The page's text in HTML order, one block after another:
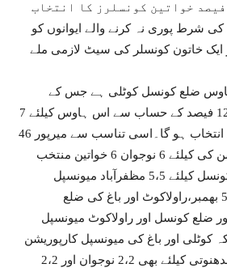
نوجوانوں اور ساڑھے 12 فیصد خواتین کونسلرز کا انتخاب
12 فیصد کی شرط پوری نہ کرنے والے ایوانوں کو
ایک خاتون کونسلر کی سیٹ لازمی ملے
ضلع کونسل کوٹلی ہے جس کے
ممبران 58 ہیں ساڑھے 12 فیصد کے حساب سے اس ہاوس کیلئے 7
نوجوانوں اور 7خواتین کا انتخاب ہو گا۔اسی تناسب سے میرپور 46
رکنی میونسپل کارپوریشن کی کیلئے 6 نوجوان 6 خواتین منتخب
ہونگی۔مظفرآباد ضلع کونسل کیلئے 5،5 مظفرآباد میونسپل
کارپوریشن کیلئے بھی 5،5 بھمبر،راولاکوٹ اور باغ کی ضلع
کیلئے 4،4 میرپور ضلع کونسل اور راولاکوٹ میونسپل
کیلئے 3،3 جبکہ کوٹلی اور باغ کی میونسپل کارپوریشن
کے علاوہ ضلع کونسل سدھنوتی کیلئے بھی 2،2 نوجوان اور 2،2